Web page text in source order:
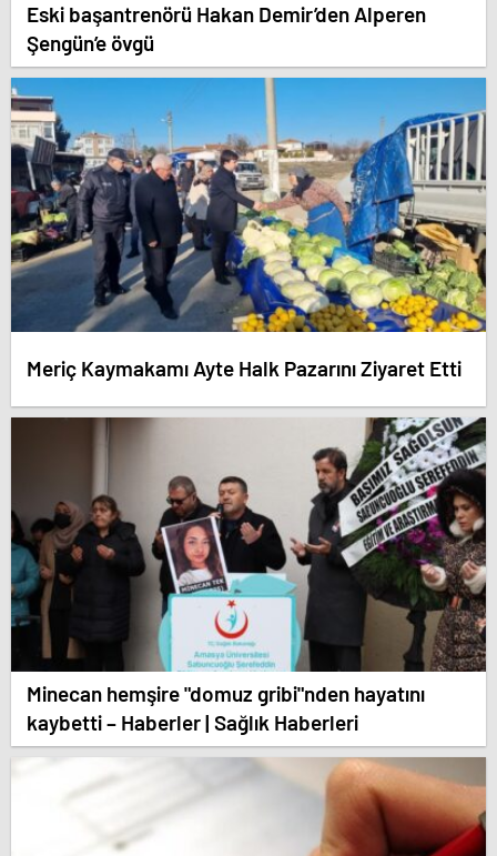
Eski başantrenörü Hakan Demir’den Alperen
Şengün’e övgü
Meriç Kaymakamı Ayte Halk Pazarını Ziyaret Etti
Minecan hemşire "domuz gribi"nden hayatını
kaybetti – Haberler | Sağlık Haberleri